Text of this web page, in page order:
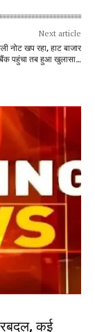
Next article
नोट खप रहा, हाट बाजार
बैंक पहुंचा तब हुआ खुलासा…
कई